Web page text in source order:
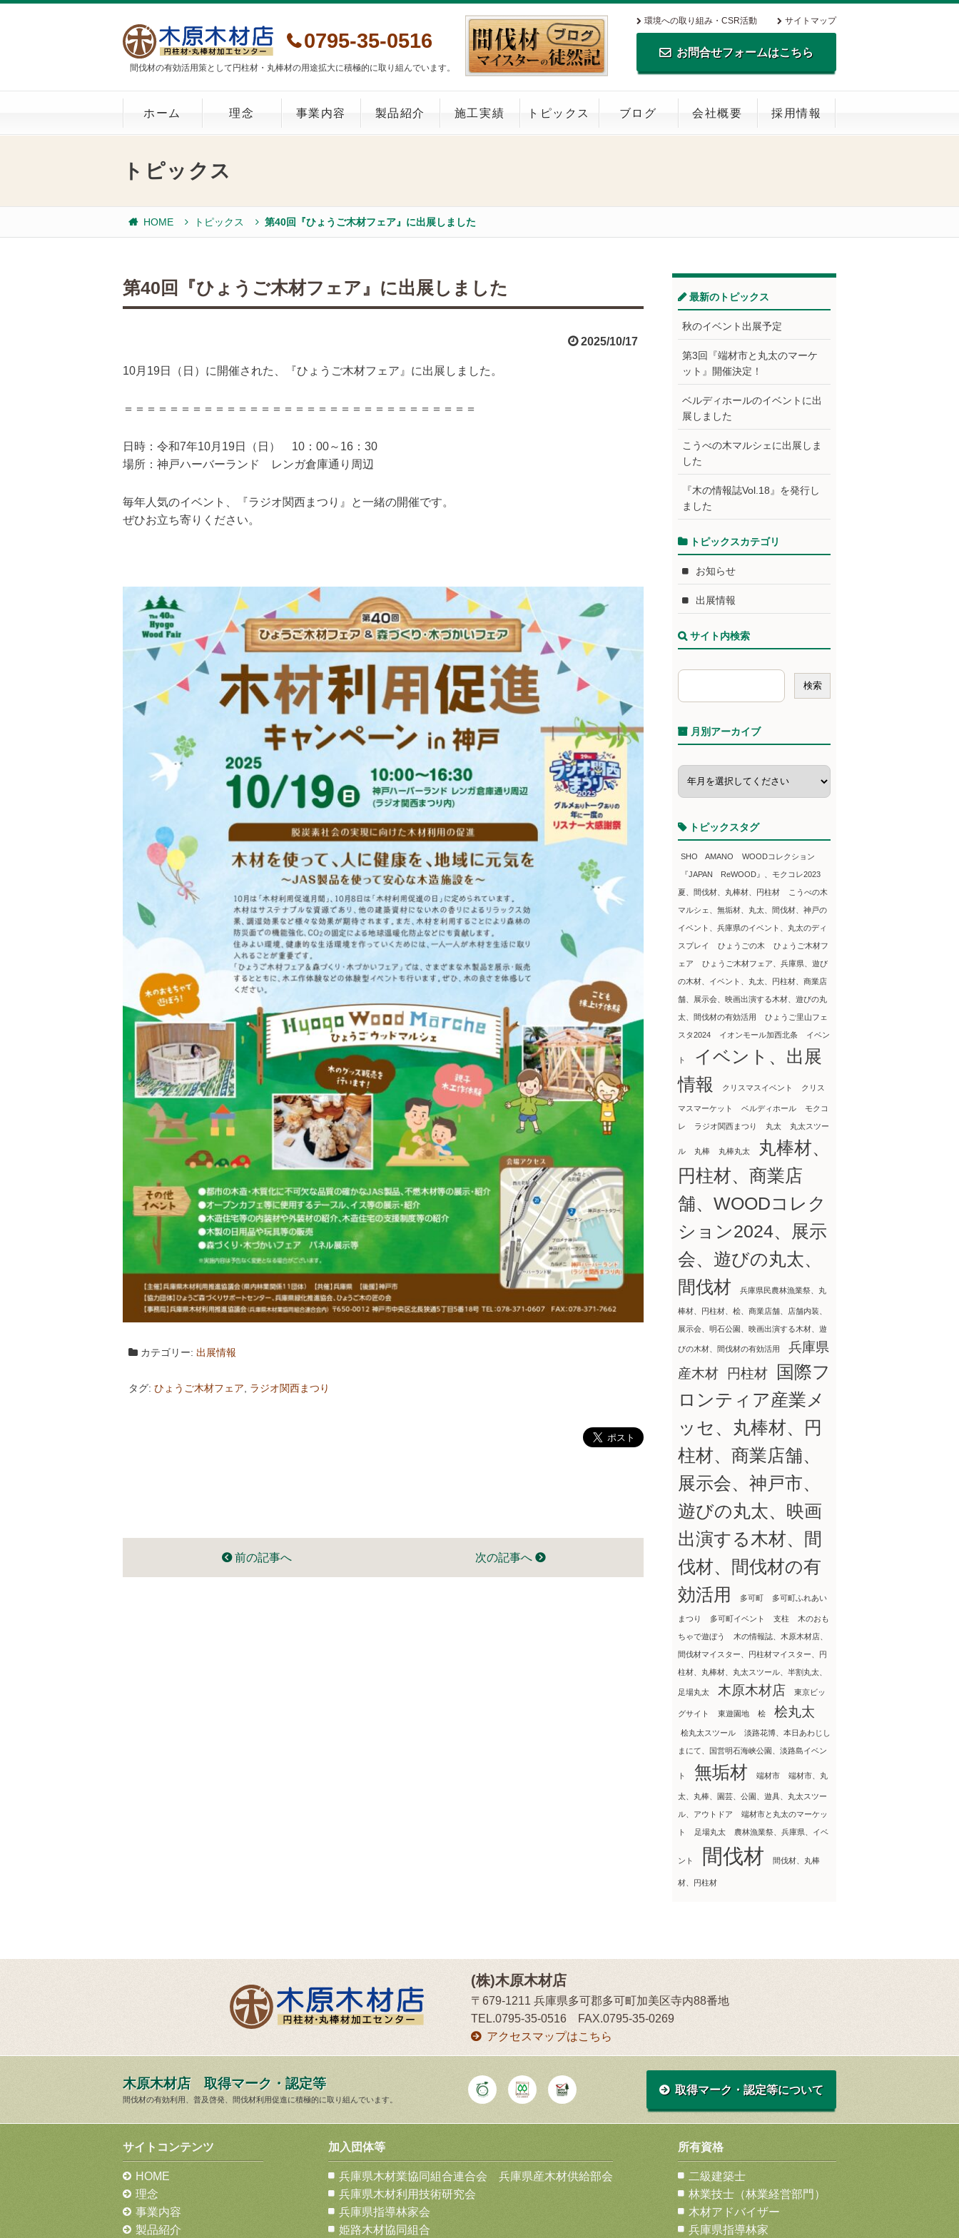
間伐材の有効活用策として円柱材・丸棒材の用途拡大に積極的に取り組んでいます。
0795-35-0516
環境への取り組み・CSR活動 サイトマップ
お問合せフォームはこちら
TEL.0795-35-0516 FAX.0795-35-
0269
ホーム 理念 事業内容 製品紹介 施工実績 トピックス ブログ 会社概要 採用情報
トピックス
HOME トピックス 第40回『ひょうご木材フェア』に出展しました
第40回『ひょうご木材フェア』に出展しました
2025/10/17
10月19日（日）に開催された、『ひょうご木材フェア』に出展しました。
＝＝＝＝＝＝＝＝＝＝＝＝＝＝＝＝＝＝＝＝＝＝＝＝＝＝＝＝＝＝＝
日時：令和7年10月19日（日） 10：00～16：30
場所：神戸ハーバーランド レンガ倉庫通り周辺
毎年人気のイベント、『ラジオ関西まつり』と一緒の開催です。
ぜひお立ち寄りください。
カテゴリー: 出展情報
タグ: ひょうご木材フェア ラジオ関西まつり
前の記事へ 次の記事へ
最新のトピックス
秋のイベント出展予定
第3回『端材市と丸太のマーケ
ット』開催決定！
ベルディホールのイベントに出
展しました
こうべの木マルシェに出展しま
した
『木の情報誌Vol.18』を発行し
ました
トピックスカテゴリ
お知らせ
出展情報
サイト内検索
月別アーカイブ
トピックスタグ
SHO AMANO WOODコレクション
『JAPAN ReWOOD』、モクコレ2023
夏、間伐材、丸棒材、円柱材 こうべの木
マルシェ、無垢材、丸太、間伐材、神戸の
イベント、兵庫県のイベント、丸太のディ
スプレイ ひょうごの木 ひょうご木材フ
ェア ひょうご木材フェア、兵庫県、遊び
の木材、イベント、丸太、円柱材、商業店
舗、展示会、映画出演する木材、遊びの丸
太、間伐材の有効活用 ひょうご里山フェ
スタ2024 イオンモール加西北条 イベン
ト
イベント、出展
情報
クリスマスイベント クリス
マスマーケット ベルディホール モクコ
レ ラジオ関西まつり 丸太 丸太スツー
ル 丸棒 丸棒丸太
丸棒材、
円柱材、商業店
舗、WOODコレク
ション2024、展示
会、遊びの丸太、
間伐材
兵庫県民農林漁業祭、丸
棒材、円柱材、桧、商業店舗、店舗内装、
展示会、明石公園、映画出演する木材、遊
びの木材、間伐材の有効活用
兵庫県
産木材
円柱材
国際フ
ロンティア産業メ
ッセ、丸棒材、円
柱材、商業店舗、
展示会、神戸市、
遊びの丸太、映画
出演する木材、間
伐材、間伐材の有
効活用
多可町 多可町ふれあい
まつり 多可町イベント 支柱 木のおも
ちゃで遊ぼう 木の情報誌、木原木材店、
間伐材マイスター、円柱材マイスター、円
柱材、丸棒材、丸太スツール、半割丸太、
足場丸太 木原木材店 東京ビッ
グサイト 東遊園地 桧 桧丸太
桧丸太スツール 淡路花博、本日あわじし
まにて、国営明石海峡公園、淡路島イベン
ト 無垢材 端材市 端材市、丸
太、丸棒、園芸、公園、遊具、丸太スツー
ル、アウトドア 端材市と丸太のマーケッ
ト 足場丸太 農林漁業祭、兵庫県、イベ
ント 間伐材 間伐材、丸棒
材、円柱材
(株)木原木材店
〒679-1211 兵庫県多可郡多可町加美区寺内88番地
TEL.0795-35-0516 FAX.0795-35-0269
アクセスマップはこちら
木原木材店 取得マーク・認定等
間伐材の有効利用、普及啓発、間伐材利用促進に積極的に取り組んでいます。
取得マーク・認定等について
サイトコンテンツ
HOME
理念
事業内容
製品紹介
加入団体等
兵庫県木材業協同組合連合会 兵庫県産木材供給部会
兵庫県木材利用技術研究会
兵庫県指導林家会
姫路木材協同組合
所有資格
二級建築士
林業技士（林業経営部門）
木材アドバイザー
兵庫県指導林家